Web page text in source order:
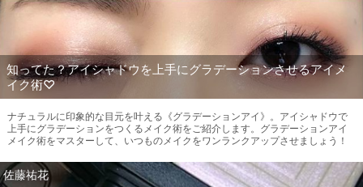
知ってた？アイシャドウを上手にグラデーションさせるアイメ
イク術♡
ナチュラルに印象的な目元を叶える《グラデーションアイ》。アイシャドウで
上手にグラデーションをつくるメイク術をご紹介します。グラデーションアイ
メイク術をマスターして、いつものメイクをワンランクアップさせましょう！
佐藤祐花